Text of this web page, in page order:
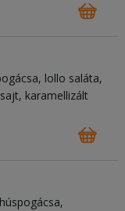
lollo saláta,
karamellizált